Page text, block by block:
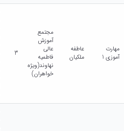
مهارت
آموزی 1
عاطفه
ملکیان
مجتمع
آموزش
عالی
فاطمیه
نهاوند(ویژه
خواهران)
3